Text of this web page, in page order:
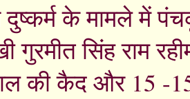
दुष्कर्म के मामले में
गुरमीत सिंह राम
की कैद और 15 -